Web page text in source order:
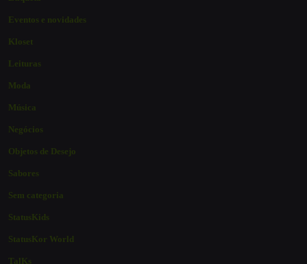
Eventos e novidades
Kloset
Leituras
Moda
Música
Negócios
Objetos de Desejo
Sabores
Sem categoria
StatusKids
StatusKor World
TalKs